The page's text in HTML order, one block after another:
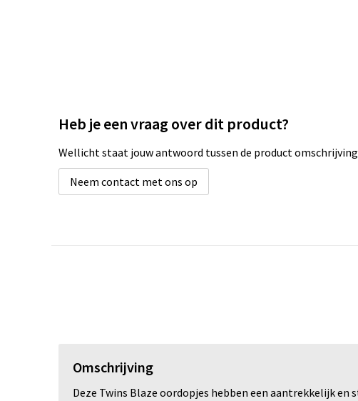
Heb je een vraag over dit product?
Wellicht staat jouw antwoord tussen de product
Neem contact met ons op
Omschrijving
Deze Twins Blaze oordopjes hebben een aantrekkelijk